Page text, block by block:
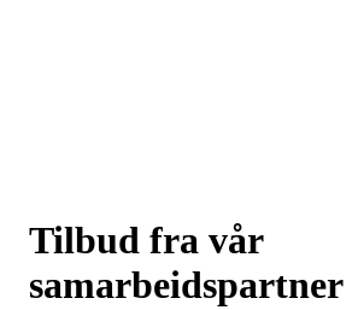
Tilbud fra vår
samarbeidspartner